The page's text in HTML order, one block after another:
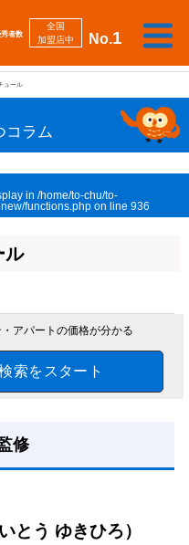
No.1
全国
加盟店中
秀者数
査定
ュール
コラム
in /home/to-chu/to-
functions.php on line 936
ル
アパートの価格が分かる
索をスタート
修
とう ゆきひろ）